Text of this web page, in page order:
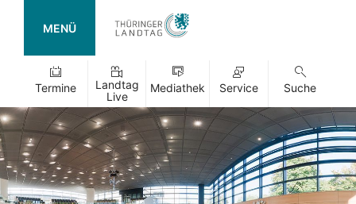
MENÜ
Termine
Landtag
Live
Mediathek Service Suche